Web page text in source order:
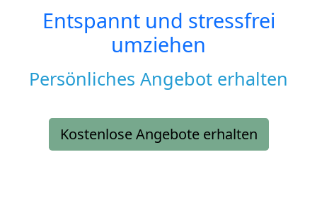
Entspannt und stressfrei
umziehen
Persönliches Angebot erhalten
Kostenlose Angebote erhalten